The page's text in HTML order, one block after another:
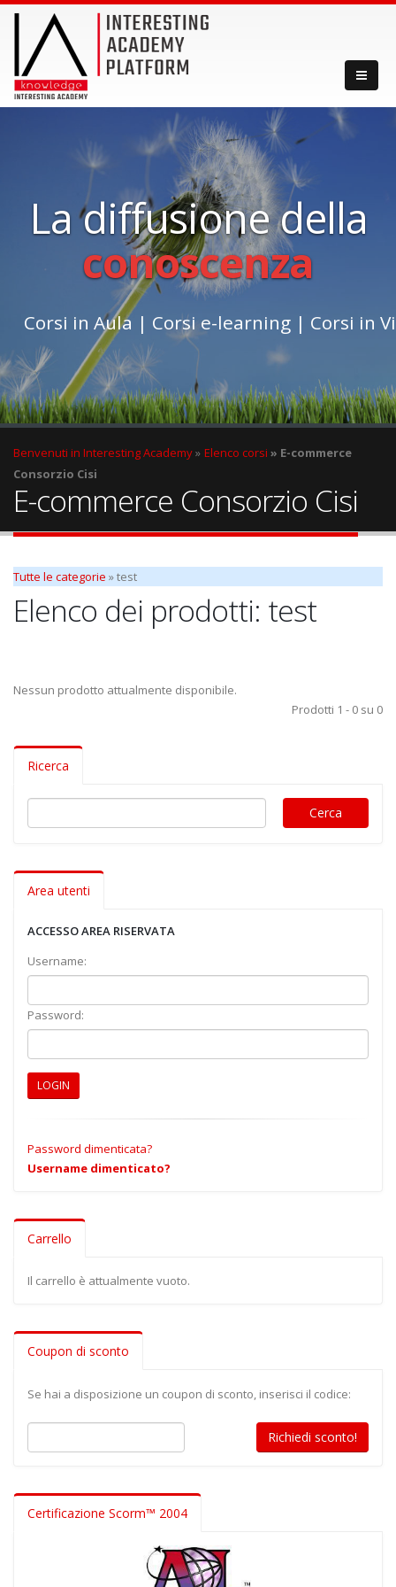
La diffusione della
conoscenza
Corsi in Aula | Corsi e-learning | Corsi in
Benvenuti in Interesting Academy Elenco corsi
E-commerce
Consorzio Cisi
E-commerce Consorzio Cisi
Tutte le categorie » test
Elenco dei prodotti: test
Nessun prodotto attualmente disponibile.
Prodotti 1 - 0 su 0
Ricerca
Area utenti
ACCESSO AREA RISERVATA
Username:
Password:
LOGIN
Password dimenticata?
Username dimenticato?
Carrello
Il carrello è attualmente vuoto.
Coupon di sconto
Se hai a disposizione un coupon di sconto, inserisci il codice:
Certificazione Scorm™ 2004